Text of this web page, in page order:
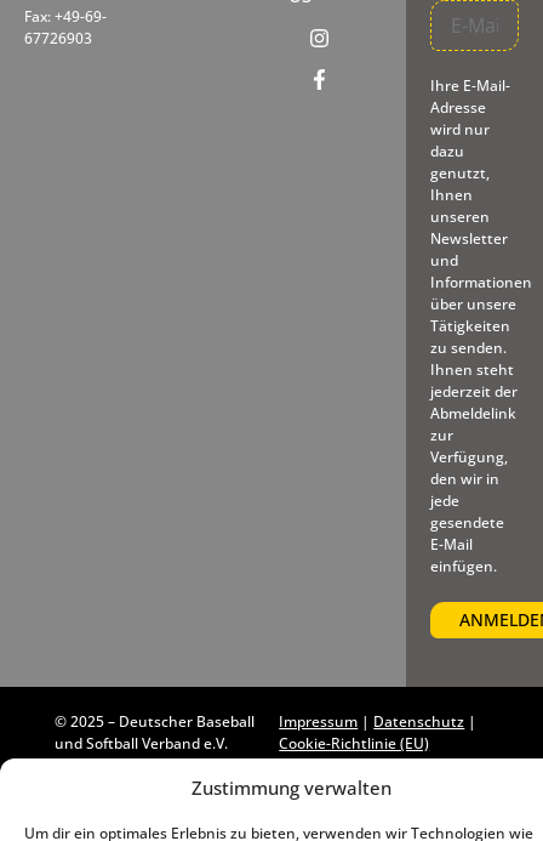
Zustimmung verwalten
Um dir ein optimales Erlebnis zu bieten, verwenden wir Technologien wie
Fax: +49-69-
67726903
Ihre E-Mail-
Adresse
wird nur
dazu
genutzt,
Ihnen
unseren
Newsletter
und
Informationen
über unsere
Tätigkeiten
zu senden.
Ihnen steht
jederzeit der
Abmeldelink
zur
Verfügung,
den wir in
jede
gesendete
E-Mail
einfügen.
© 2025 – Deutscher Baseball
und Softball Verband e.V.
Impressum | Datenschutz |
Cookie-Richtlinie (EU)